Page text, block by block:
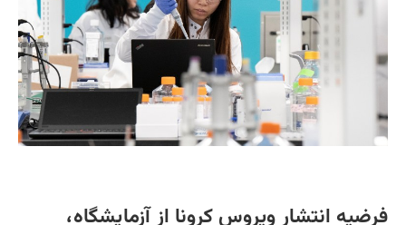
فرضیه انتشار ویروس کرونا از آزمایشگاه،